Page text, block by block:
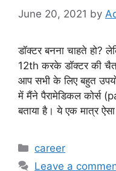
June 20, 2021 by
डॉक्टर बनना चाहते हो?
12th करके डॉक्टर की
आप सभी के लिए बहुत
में मैंने पैरामेडिकल कोर्स
बताया है। ये एक मात्र
Categories
career
Leave a